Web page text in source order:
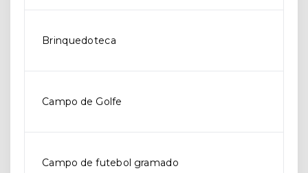
Brinquedoteca
Campo de Golfe
Campo de futebol gramado